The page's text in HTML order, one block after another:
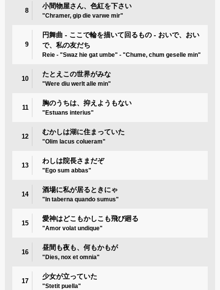
8
小間物屋さん、色紅を下さい
"Chramer, gip die varwe mir"
9
円舞曲 - ここで輪を描いて回るもの - おいで、おい
で、私の友だち
Reie - "Swaz hie gat umbe" - "Chume, chum geselle min"
10
たとえこの世界がみな
"Were diu werlt alle min"
11
胸のうちは、抑えようもない
"Estuans interius"
12
むかしは湖に住まっていた
"Olim lacus colueram"
13
わしは院長さまだぞ
"Ego sum abbas"
14
酒場に私が居るときにゃ
"In taberna quando sumus"
15
愛神はどこもかしこも飛び廻る
"Amor volat undique"
16
昼間も夜も、何もかもが
"Dies, nox et omnia"
17
少女が立っていた
"Stetit puella"